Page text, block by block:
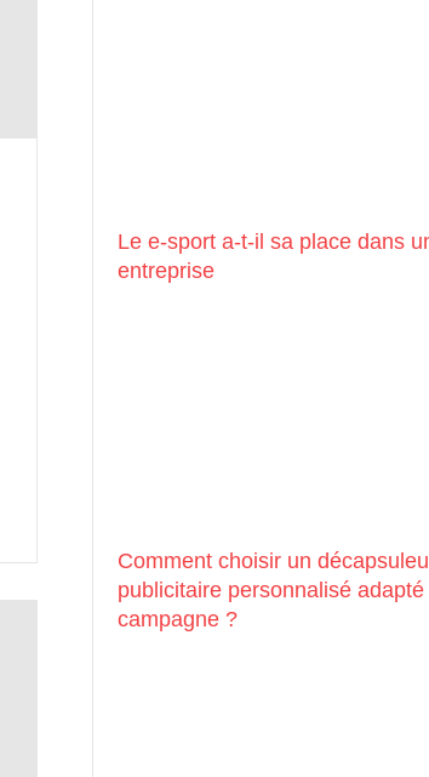
Le e-sport a-t-il sa place dans
entreprise
Comment choisir un
publicitaire personnalisé adapté
campagne ?